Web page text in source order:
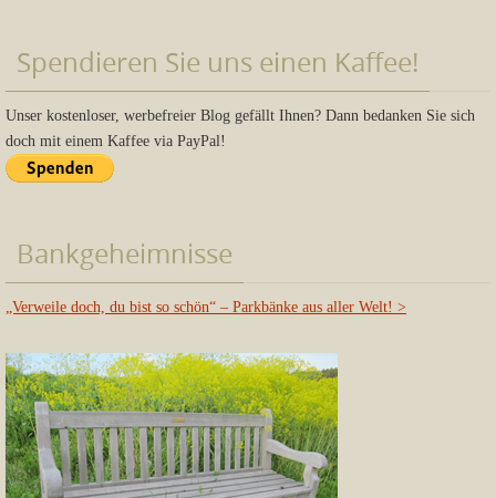
Spendieren Sie uns einen Kaffee!
Unser kostenloser, werbefreier Blog gefällt Ihnen? Dann bedanken Sie sich
doch mit einem Kaffee via PayPal!
Bankgeheimnisse
„Verweile doch, du bist so schön“ – Parkbänke aus aller Welt! >